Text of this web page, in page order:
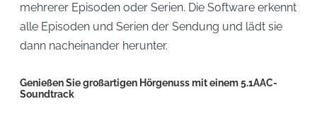
mehrerer Episoden oder Serien. Die Software erkennt
alle Episoden und Serien der Sendung und lädt sie
dann nacheinander herunter.
Genießen Sie großartigen Hörgenuss mit einem 5.1AAC-
Soundtrack